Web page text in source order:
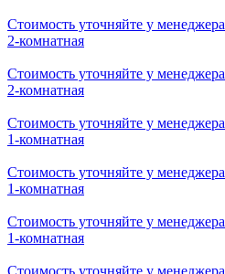
Стоимость уточняйте у менеджера
2-комнатная
Стоимость уточняйте у менеджера
2-комнатная
Стоимость уточняйте у менеджера
1-комнатная
Стоимость уточняйте у менеджера
1-комнатная
Стоимость уточняйте у менеджера
1-комнатная
Стоимость уточняйте у менеджера